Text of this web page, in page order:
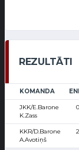
REZULTĀTI
KOMANDA
JKK/E.Barone
K.Zass
0
KKR/D.Barone
A.Avotiņš
2